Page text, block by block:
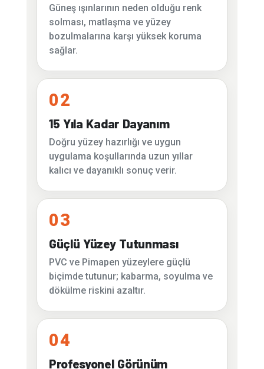
Güneş ışınlarının neden olduğu renk
solması, matlaşma ve yüzey
bozulmalarına karşı yüksek koruma
sağlar.
02
15 Yıla Kadar Dayanım
Doğru yüzey hazırlığı ve uygun
uygulama koşullarında uzun yıllar
kalıcı ve dayanıklı sonuç verir.
03
Güçlü Yüzey Tutunması
PVC ve Pimapen yüzeylere güçlü
biçimde tutunur; kabarma, soyulma ve
dökülme riskini azaltır.
04
Profesyonel Görünüm